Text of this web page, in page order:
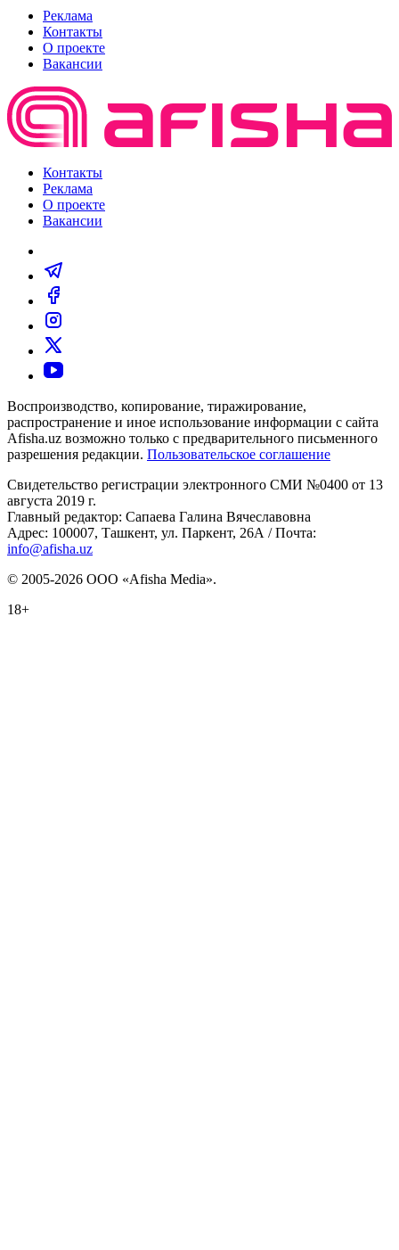
Реклама
Контакты
О проекте
Вакансии
Контакты
Реклама
О проекте
Вакансии
Воспроизводство, копирование, тиражирование,
распространение и иное использование информации с сайта
Afisha.uz возможно только с предварительного письменного
разрешения редакции. Пользовательское соглашение
Свидетельство регистрации электронного СМИ №0400 от 13
августа 2019 г.
Главный редактор: Сапаева Галина Вячеславовна
Адрес: 100007, Ташкент, ул. Паркент, 26А / Почта:
info@afisha.uz
© 2005-2026 ООО «Afisha Media».
18+